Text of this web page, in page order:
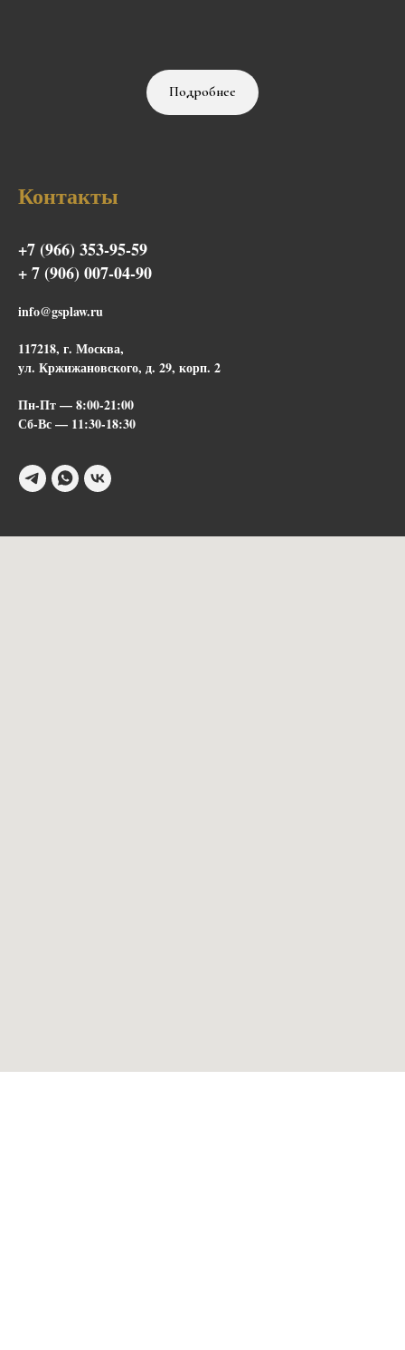
Подробнее
Контакты
+7 (966) 353-95-59
+ 7 (906) 007-04-90
info@gsplaw.ru
117218, г. Москва,
ул. Кржижановского, д. 29, корп. 2
Пн-Пт — 8:00-21:00
Сб-Вс — 11:30-18:30